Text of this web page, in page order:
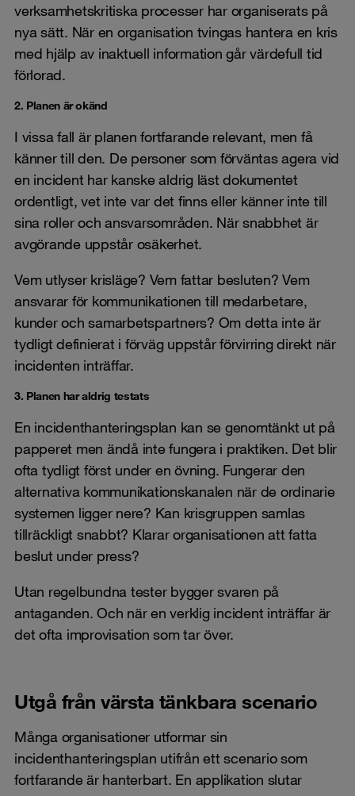
verksamhetskritiska processer har organiserats på
nya sätt. När en organisation tvingas hantera en kris
med hjälp av inaktuell information går värdefull tid
förlorad.
2. Planen är okänd
I vissa fall är planen fortfarande relevant, men få
känner till den. De personer som förväntas agera vid
en incident har kanske aldrig läst dokumentet
ordentligt, vet inte var det finns eller känner inte till
sina roller och ansvarsområden. När snabbhet är
avgörande uppstår osäkerhet.
Vem utlyser krisläge? Vem fattar besluten? Vem
ansvarar för kommunikationen till medarbetare,
kunder och samarbetspartners? Om detta inte är
tydligt definierat i förväg uppstår förvirring direkt när
incidenten inträffar.
3. Planen har aldrig testats
En incidenthanteringsplan kan se genomtänkt ut på
papperet men ändå inte fungera i praktiken. Det blir
ofta tydligt först under en övning. Fungerar den
alternativa kommunikationskanalen när de ordinarie
systemen ligger nere? Kan krisgruppen samlas
tillräckligt snabbt? Klarar organisationen att fatta
beslut under press?
Utan regelbundna tester bygger svaren på
antaganden. Och när en verklig incident inträffar är
det ofta improvisation som tar över.
Utgå från värsta tänkbara scenario
Många organisationer utformar sin
incidenthanteringsplan utifrån ett scenario som
fortfarande är hanterbart. En applikation slutar